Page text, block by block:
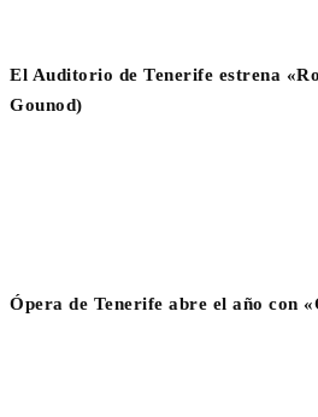
El Auditorio de Tenerife estrena
Gounod)
Ópera de Tenerife abre el año con